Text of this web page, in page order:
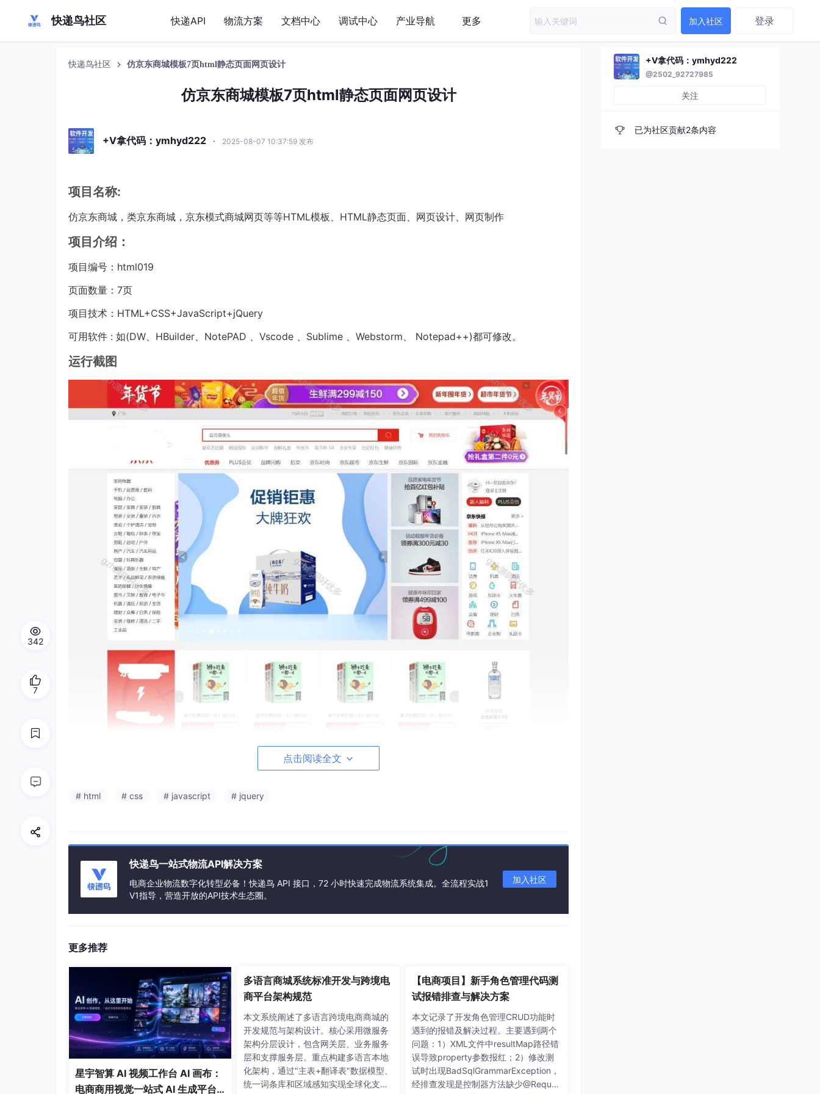
快递鸟社区 快递API 物流方案 文档中心 调试中心 产业导航 更多 加入社区 登录
快递鸟社区 仿京东商城模板7页html静态页面网页设计
仿京东商城模板7页html静态页面网页设计
+V拿代码：ymhyd222 · 2025-08-07 10:37:59 发布
项目名称:
仿京东商城，类京东商城，京东模式商城网页等等HTML模板、HTML静态页面、网页设计、网页制作
项目介绍：
项目编号：html019
页面数量：7页
项目技术：HTML+CSS+JavaScript+jQuery
可用软件 : 如(DW、HBuilder、NotePAD 、Vscode 、Sublime 、Webstorm、 Notepad++)都可修改。
运行截图
点击阅读全文
# html # css # javascript # jquery
快递鸟一站式物流API解决方案
电商企业物流数字化转型必备！快递鸟 API 接口，72 小时快速完成物流系统集成。全流程实战1
V1指导，营造开放的API技术生态圈。
加入社区
更多推荐
星宇智算 AI 视频工作台 AI 画布：
电商商用视觉一站式 AI 生成平台
多语言商城系统标准开发与跨境电
商平台架构规范
本文系统阐述了多语言跨境电商商城的
开发规范与架构设计。核心采用微服务
架构分层设计，包含网关层、业务服务
层和支撑服务层。重点构建多语言本地
化架构，通过"主表+翻译表"数据模型、
统一词条库和区域感知实现全球化支
【电商项目】新手角色管理代码测
试报错排查与解决方案
本文记录了开发角色管理CRUD功能时
遇到的报错及解决过程。主要遇到两个
问题：1）XML文件中resultMap路径错
误导致property参数报红；2）修改测
试时出现BadSqlGrammarException，
经排查发现是控制器方法缺少@Reques
342
7
+V拿代码：ymhyd222
@2502_92727985
关注
已为社区贡献2条内容